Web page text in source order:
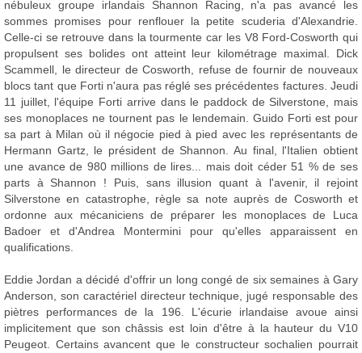
nébuleux groupe irlandais Shannon Racing, n'a pas avancé les
sommes promises pour renflouer la petite scuderia d'Alexandrie.
Celle-ci se retrouve dans la tourmente car les V8 Ford-Cosworth qui
propulsent ses bolides ont atteint leur kilométrage maximal. Dick
Scammell, le directeur de Cosworth, refuse de fournir de nouveaux
blocs tant que Forti n'aura pas réglé ses précédentes factures. Jeudi
11 juillet, l'équipe Forti arrive dans le paddock de Silverstone, mais
ses monoplaces ne tournent pas le lendemain. Guido Forti est pour
sa part à Milan où il négocie pied à pied avec les représentants de
Hermann Gartz, le président de Shannon. Au final, l'Italien obtient
une avance de 980 millions de lires... mais doit céder 51 % de ses
parts à Shannon ! Puis, sans illusion quant à l'avenir, il rejoint
Silverstone en catastrophe, règle sa note auprès de Cosworth et
ordonne aux mécaniciens de préparer les monoplaces de Luca
Badoer et d'Andrea Montermini pour qu'elles apparaissent en
qualifications.
Eddie Jordan a décidé d'offrir un long congé de six semaines à Gary
Anderson, son caractériel directeur technique, jugé responsable des
piètres performances de la 196. L'écurie irlandaise avoue ainsi
implicitement que son châssis est loin d'être à la hauteur du V10
Peugeot. Certains avancent que le constructeur sochalien pourrait